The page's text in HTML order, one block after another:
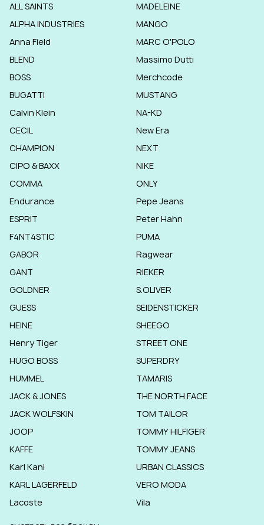
ALL SAINTS
ALPHA INDUSTRIES
Anna Field
BLEND
BOSS
BUGATTI
Calvin Klein
CECIL
CHAMPION
CIPO & BAXX
COMMA
Endurance
ESPRIT
F4NT4STIC
GABOR
GANT
GOLDNER
GUESS
HEINE
Henry Tiger
HUGO BOSS
HUMMEL
JACK & JONES
JACK WOLFSKIN
JOOP
KAFFE
Karl Kani
KARL LAGERFELD
Lacoste
MADELEINE
MANGO
MARC O'POLO
Massimo Dutti
Merchcode
MUSTANG
NA-KD
New Era
NEXT
NIKE
ONLY
Pepe Jeans
Peter Hahn
PUMA
Ragwear
RIEKER
S.OLIVER
SEIDENSTICKER
SHEEGO
STREET ONE
SUPERDRY
TAMARIS
THE NORTH FACE
TOM TAILOR
TOMMY HILFIGER
TOMMY JEANS
URBAN CLASSICS
VERO MODA
Vila